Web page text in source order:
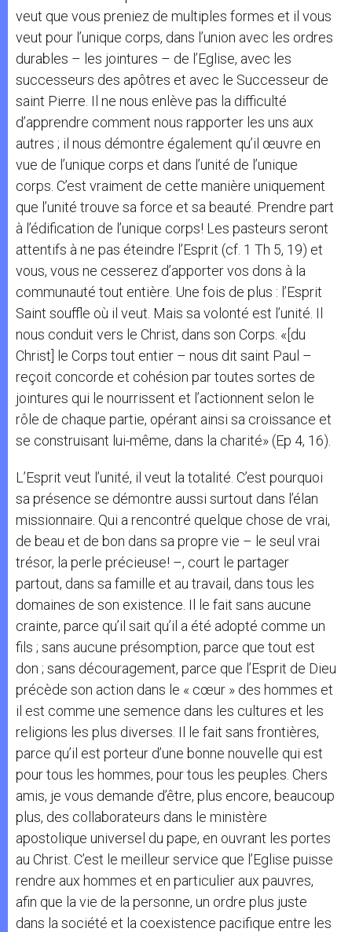
veut que vous preniez de multiples formes et il vous
veut pour l’unique corps, dans l’union avec les ordres
durables – les jointures – de l’Eglise, avec les
successeurs des apôtres et avec le Successeur de
saint Pierre. Il ne nous enlève pas la difficulté
d’apprendre comment nous rapporter les uns aux
autres ; il nous démontre également qu’il œuvre en
vue de l’unique corps et dans l’unité de l’unique
corps. C’est vraiment de cette manière uniquement
que l’unité trouve sa force et sa beauté. Prendre part
à l’édification de l’unique corps! Les pasteurs seront
attentifs à ne pas éteindre l’Esprit (cf. 1 Th 5, 19) et
vous, vous ne cesserez d’apporter vos dons à la
communauté tout entière. Une fois de plus : l’Esprit
Saint souffle où il veut. Mais sa volonté est l’unité. Il
nous conduit vers le Christ, dans son Corps. «[du
Christ] le Corps tout entier – nous dit saint Paul –
reçoit concorde et cohésion par toutes sortes de
jointures qui le nourrissent et l’actionnent selon le
rôle de chaque partie, opérant ainsi sa croissance et
se construisant lui-même, dans la charité» (Ep 4, 16).
L’Esprit veut l’unité, il veut la totalité. C’est pourquoi
sa présence se démontre aussi surtout dans l’élan
missionnaire. Qui a rencontré quelque chose de vrai,
de beau et de bon dans sa propre vie – le seul vrai
trésor, la perle précieuse! –, court le partager
partout, dans sa famille et au travail, dans tous les
domaines de son existence. Il le fait sans aucune
crainte, parce qu’il sait qu’il a été adopté comme un
fils ; sans aucune présomption, parce que tout est
don ; sans découragement, parce que l’Esprit de Dieu
précède son action dans le « cœur » des hommes et
il est comme une semence dans les cultures et les
religions les plus diverses. Il le fait sans frontières,
parce qu’il est porteur d’une bonne nouvelle qui est
pour tous les hommes, pour tous les peuples. Chers
amis, je vous demande d’être, plus encore, beaucoup
plus, des collaborateurs dans le ministère
apostolique universel du pape, en ouvrant les portes
au Christ. C’est le meilleur service que l’Eglise puisse
rendre aux hommes et en particulier aux pauvres,
afin que la vie de la personne, un ordre plus juste
dans la société et la coexistence pacifique entre les